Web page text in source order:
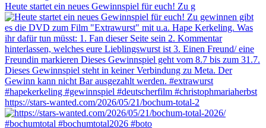
Heute startet ein neues Gewinnspiel für euch! Zu g
https://stars-wanted.com/2026/05/21/bochum-total-2